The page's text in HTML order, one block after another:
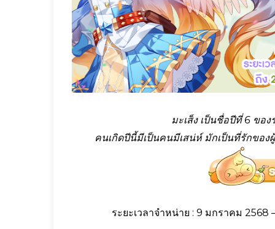
มะเส็ง เป็นชื่อปีที่ 6 ขอ
คนเกิดปีนี้มีเป็นคนมีเสน่ห์ มักเป็นที่รักขอ
ระยะเวลาจำหน่าย : 9 มกราคม